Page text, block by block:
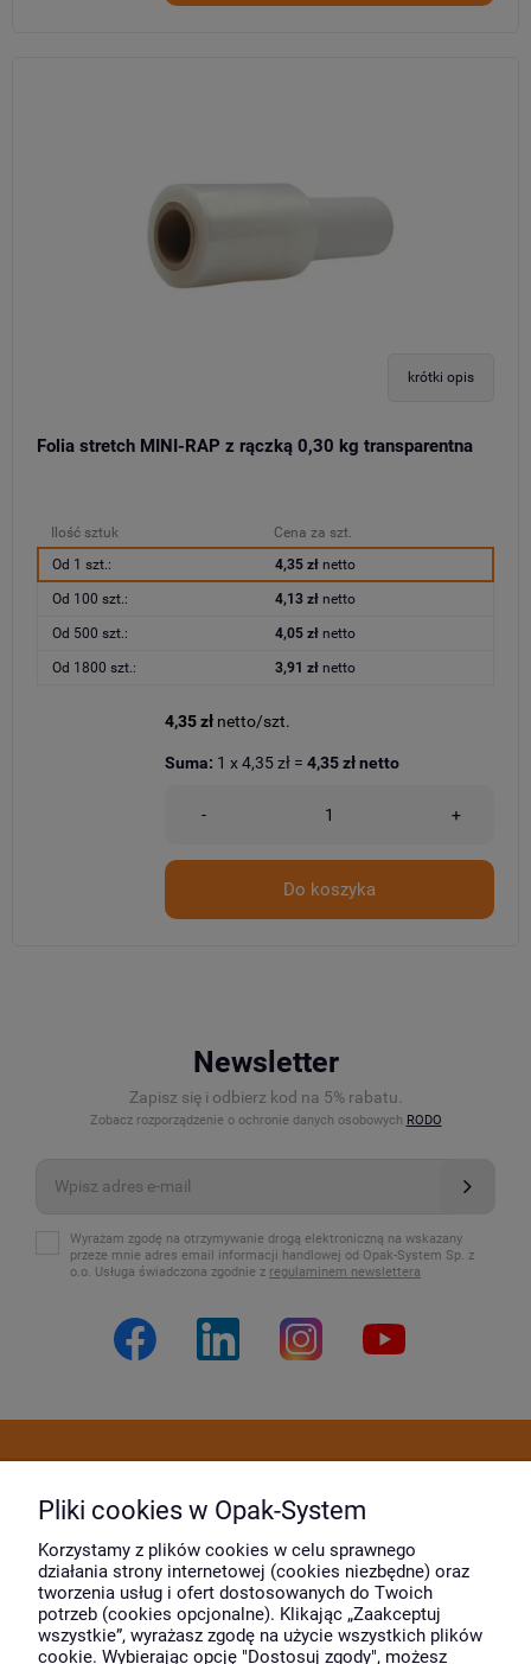
krótki opis
Folia stretch MINI-RAP z rączką 0,30 kg transparentna
Ilość sztuk
Cena za szt.
Od 1 szt.:
4,35 złnetto
Od 100 szt.: 4,13 złnetto
Od 500 szt.: 4,05 złnetto
Od 1800 szt.: 3,91 złnetto
4,35 zł netto/szt.
- +
Do koszyka
Suma: 1 x4,35 zł = 4,35 złnetto
Newsletter
Zapisz się i odbierz kod na 5% rabatu.
Zobacz rozporządzenie o ochronie danych osobowych RODO
Wyrażam zgodę na otrzymywanie drogą elektroniczną na wskazany
przeze mnie adres email informacji handlowej od Opak-System Sp. z
o.o. Usługa świadczona zgodnie z regulaminem newslettera
Moje konto
O firmie
Pliki cookies w Opak-System
Korzystamy z plików cookies w celu sprawnego
działania strony internetowej (cookies niezbędne) oraz
tworzenia usług i ofert dostosowanych do Twoich
potrzeb (cookies opcjonalne). Klikając „Zaakceptuj
wszystkie”, wyrażasz zgodę na użycie wszystkich plików
cookie. Wybierając opcję "Dostosuj zgody", możesz